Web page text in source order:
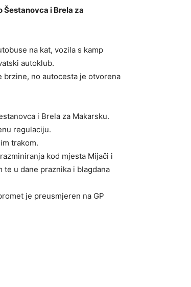
i Brela za
na kat, vozila s kamp
autoklub.
brzine, no autocesta je otvorena
i Brela za Makarsku.
regulaciju.
trakom.
kod mjesta Mijači i
te u dane praznika i blagdana
je preusmjeren na GP